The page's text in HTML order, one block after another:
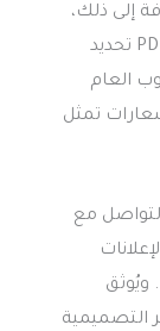
إلى ذلك،
يشمل تصميم الهوية البصرية في صيغة PDF تحديد
العام
تمثل
مع
ويُوثق
التصميمية